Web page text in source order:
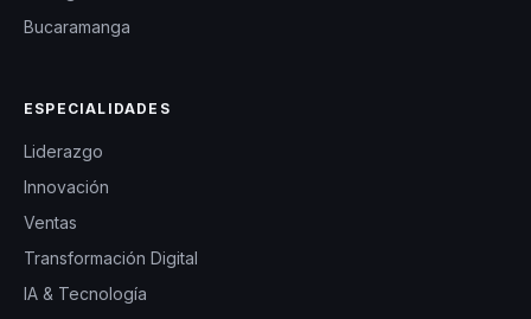
Bucaramanga
ESPECIALIDADES
Liderazgo
Innovación
Ventas
Transformación Digital
IA & Tecnología